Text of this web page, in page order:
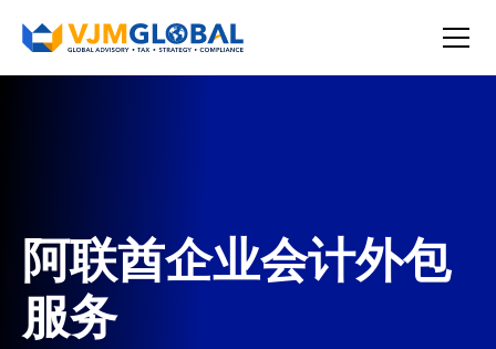
阿联酋企业会计外包
服务